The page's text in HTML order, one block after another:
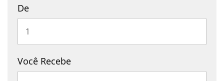
De
Você Recebe